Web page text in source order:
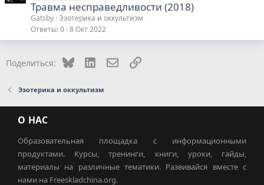
Травма несправедливости (2018)
Gatsby Эзотерика и оккультизм
Ответы 0 8 Окт 2022
Поделиться: Bluesky LinkedInЭлектронная почта
Ссылка
Эзотерика и оккультизм
О НАС
Образовательная площадка с информационными
продуктами. Курсы, тренинги, книги, уроки, гайды,
материалы на различные тематики. Развивайся вместе с
нами на Freeskladchina.org.